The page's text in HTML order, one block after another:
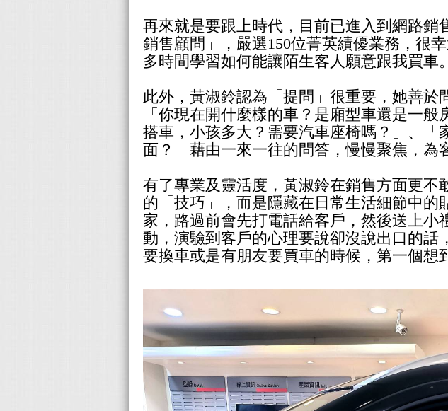
再來就是要跟上時代，目前已進入到網路銷
銷售顧問」，嚴選150位菁英績優業務，很
多時間學習如何能讓陌生客人願意跟我買車。
此外，黃淑鈴認為「提問」很重要，她善於
「你現在開什麼樣的車？是廂型車還是一
搭車，小孩多大？需要汽車座椅嗎？」、「
面？」藉由一來一往的問答，慢慢聚焦，為
有了專業及靈活度，黃淑鈴在銷售方面更不
的「技巧」，而是隱藏在日常生活細節中的
家，路過前會先打電話給客戶，然後送上小
動，演驗到客戶的心理要說卻沒說出口的話
要換車或是有朋友要買車的時候，第一個想